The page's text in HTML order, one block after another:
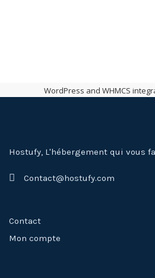
WordPress and WHMCS
Hostufy, L'hébergement qui vous
Contact@hostufy.com
Contact
Mon compte